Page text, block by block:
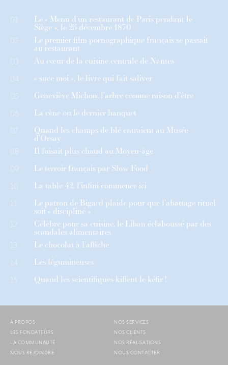
01 Le « Menu d’un restaurant de Paris pendant le
Siège », le 25 décembre 1870
Le premier film pornographique français se passait
au restaurant
03 Au cœur de la cuisine centrale de Nantes
04 « suce moi », le livre qui fait saliver
05 Geneviève Michon, l’arbre comme raison d’être
06 La cène ou le dernier banquet
07 Quand les champs de blé entraient au Musée
d’Orsay
08 Il faisait plus chaud au Moyen-âge
09 Le terroir français par Slow Food
10 La table 42, l’infini commence ici
11 Le patron de Bigard plaide pour que l’abattage rituel
soit « discipliné »
12 Célèbre pour sa cuisine, le Liban éclaboussé par des
scandales alimentaires
13 Le chocolat à l’affiche
14 Les légumineuses
15 Quand les scientifiques kiffent le kéfir !
À PROPOS
LES FONDATEURS
LA COMMUNAUTÉ
NOUS REJOINDRE
NOS SERVICES
NOS CLIENTS
NOS RÉALISATIONS
NOUS CONTACTER